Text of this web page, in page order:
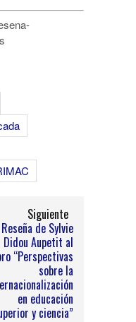
Siguiente
Reseña de Sylvie
Didou Aupetit al
“Perspectivas
sobre la
en educación
y ciencia”